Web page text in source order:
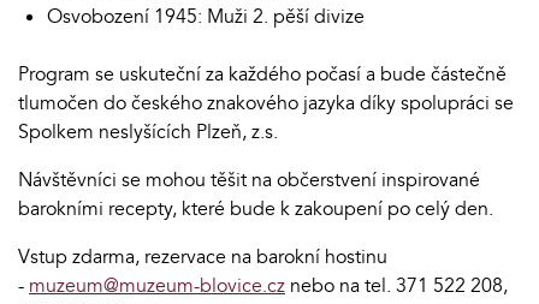
Osvobození 1945: Muži 2. pěší divize
Program se uskuteční za každého počasí a bude částečně
tlumočen do českého znakového jazyka díky spolupráci se
Spolkem neslyšících Plzeň, z.s.
Návštěvníci se mohou těšit na občerstvení inspirované
barokními recepty, které bude k zakoupení po celý den.
Vstup zdarma, rezervace na barokní hostinu
- muzeum@muzeum-blovice.cz nebo na tel. 371 522 208,